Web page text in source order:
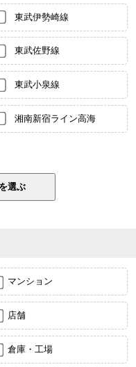
東武伊勢崎線
東武佐野線
東武小泉線
湘南新宿ライン高海
マンション
店舗
倉庫・工場